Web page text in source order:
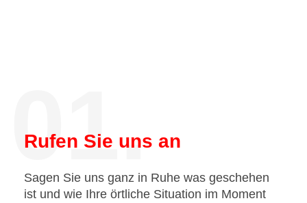
01.
Rufen Sie uns an
Sagen Sie uns ganz in Ruhe was geschehen
ist und wie Ihre örtliche Situation im Moment